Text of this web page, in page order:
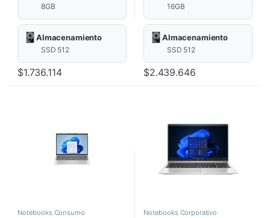
8GB
Almacenamiento
SSD 512
$1.736.114
16GB
Almacenamiento
SSD 512
$2.439.646
Notebooks Consumo Notebooks Corporativo